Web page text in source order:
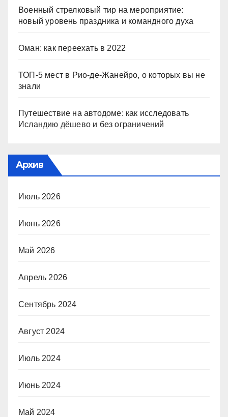
Военный стрелковый тир на мероприятие:
новый уровень праздника и командного духа
Оман: как переехать в 2022
ТОП-5 мест в Рио-де-Жанейро, о которых вы не
знали
Путешествие на автодоме: как исследовать
Исландию дёшево и без ограничений
Архив
Июль 2026
Июнь 2026
Май 2026
Апрель 2026
Сентябрь 2024
Август 2024
Июль 2024
Июнь 2024
Май 2024